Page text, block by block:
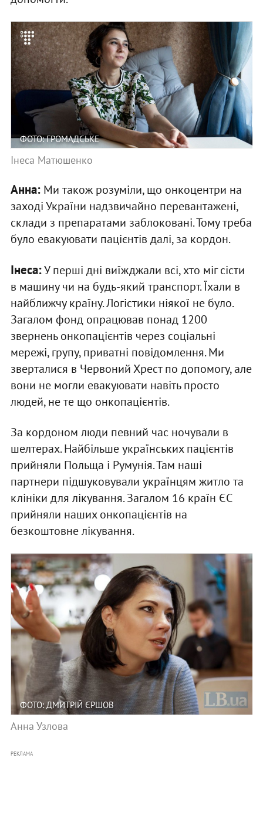
ФОТО: ГРОМАДСЬКЕ
Інеса Матюшенко
Анна:Ми також розуміли, що онкоцентри на
заході України надзвичайно перевантажені,
склади з препаратами заблоковані. Тому треба
було евакуювати пацієнтів далі, за кордон.
Інеса:У перші дні виїжджали всі, хто міг сісти
в машину чи на будь-який транспорт. Їхали в
найближчу країну. Логістики ніякої не було.
Загалом фонд опрацював понад 1200
звернень онкопацієнтів через соціальні
мережі, групу, приватні повідомлення. Ми
зверталися в Червоний Хрест по допомогу, але
вони не могли евакуювати навіть просто
людей, не те що онкопацієнтів.
За кордоном люди певний час ночували в
шелтерах. Найбільше українських пацієнтів
прийняли Польща і Румунія. Там наші
партнери підшуковували українцям житло та
клініки для лікування. Загалом 16 країн ЄС
прийняли наших онкопацієнтів на
безкоштовне лікування.
ФОТО: ДМИТРІЙ ЄРШОВ
Анна Узлова
РЕКЛАМА